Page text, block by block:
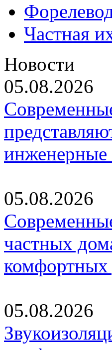
Частная
Новости
05.08.2026
инженерные
05.08.2026
частных
комфортных
05.08.2026